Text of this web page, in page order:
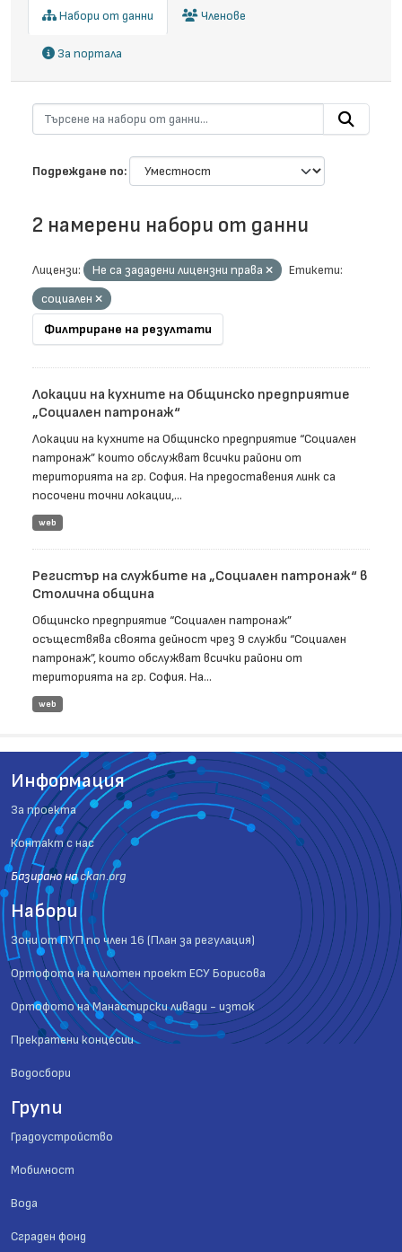
Набори от данни Членове
За портала
Подреждане по
2 намерени набори от данни
Лицензи: Не са зададени лицензни права
Етикети:
социален
Филтриране на резултати
Локации на кухните на Общинско предприятие
„Социален патронаж“
Локации на кухните на Общинско предприятие “Социален
патронаж” които обслужват всички райони от
територията на гр. София. На предоставения линк са
посочени точни локации,...
web
Регистър на службите на „Социален патронаж“ в
Столична община
Общинско предприятие “Социален патронаж”
осъществява своята дейност чрез 9 служби “Социален
патронаж”, които обслужват всички райони от
територията на гр. София. На...
web
Информация
За проекта
Контакт с нас
Базиранo наckan.org
Набори
Зони от ПУП по член 16 (План за регулация)
Ортофото на пилотен проект ЕСУ Борисова
Ортофото на Манастирски ливади - изток
Прекратени концесии
Водосбори
Групи
Градоустройство
Мобилност
Вода
Сграден фонд